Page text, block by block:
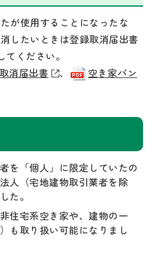
が使用することになったな
したいときは登録取消届出書
てください。
消届出書
、
空き家バン
を「個人」に限定していたの
人（宅地建物取引業者を除
た。
住宅系空き家や、建物の一
も取り扱い可能になりまし